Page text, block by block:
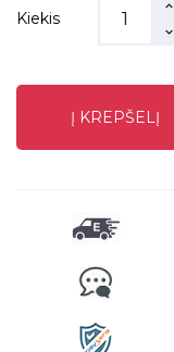
Kiekis
Į KREPŠELĮ